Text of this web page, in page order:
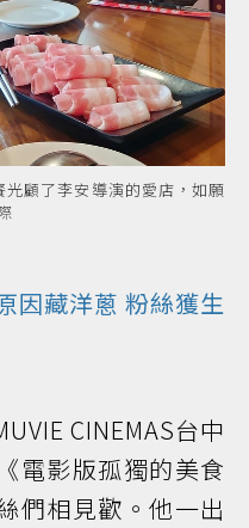
光顧了李安導演的愛店，如願
因藏洋蔥 粉絲獲生
CINEMAS台中
電影版孤獨的美食
們相見歡。他一出